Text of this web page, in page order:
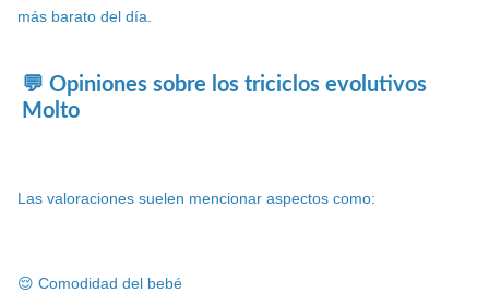
más barato del día.
💬 Opiniones sobre los triciclos evolutivos
Molto
Las valoraciones suelen mencionar aspectos como:
😌 Comodidad del bebé